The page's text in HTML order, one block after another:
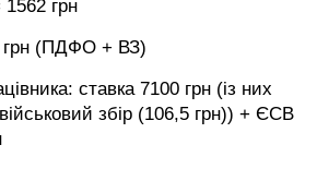
грн
грн (ПДФО + ВЗ)
ставка 7100 грн (із них
збір (106,5 грн)) + ЄСВ